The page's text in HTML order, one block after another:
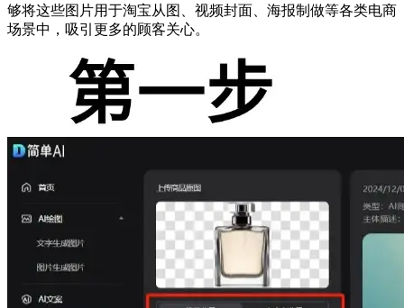
够将这些图片用于淘宝从图、视频封面、海报制做等各类电商
场景中，吸引更多的顾客关心。